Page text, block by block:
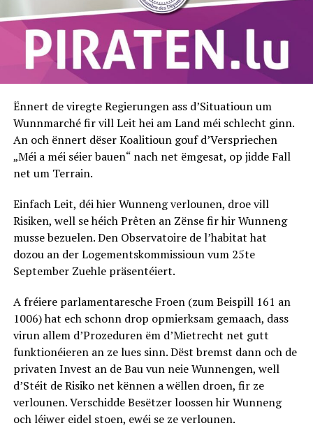
Ënnert de viregte Regierungen ass d’Situatioun um
Wunnmarché fir vill Leit hei am Land méi schlecht ginn.
An och ënnert dëser Koalitioun gouf d’Verspriechen
„Méi a méi séier bauen“ nach net ëmgesat, op jidde Fall
net um Terrain.
Einfach Leit, déi hier Wunneng verlounen, droe vill
Risiken, well se héich Prêten an Zënse fir hir Wunneng
musse bezuelen. Den Observatoire de l’habitat hat
dozou an der Logementskommissioun vum 25te
September Zuehle präsentéiert.
A fréiere parlamentaresche Froen (zum Beispill 161 an
1006) hat ech schonn drop opmierksam gemaach, dass
virun allem d’Prozeduren ëm d’Mietrecht net gutt
funktionéieren an ze lues sinn. Dëst bremst dann och de
privaten Invest an de Bau vun neie Wunnengen, well
d’Stéit de Risiko net kënnen a wëllen droen, fir ze
verlounen. Verschidde Besëtzer loossen hir Wunneng
och léiwer eidel stoen, ewéi se ze verlounen.